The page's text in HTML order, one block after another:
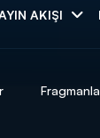
AKIŞI